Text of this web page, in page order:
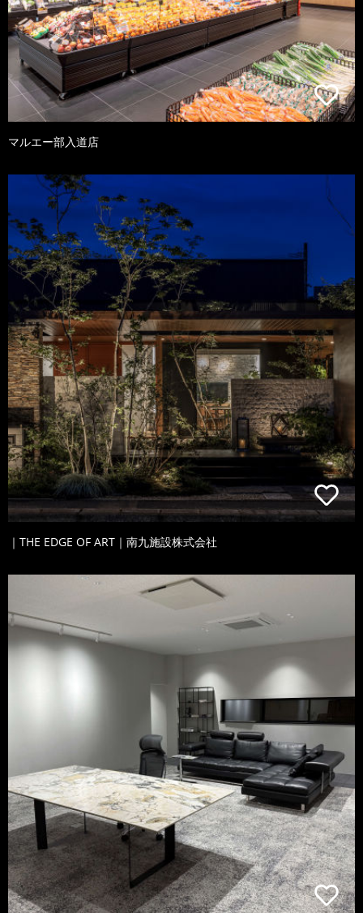
マルエー部入道店
｜THE EDGE OF ART｜南九施設株式会社